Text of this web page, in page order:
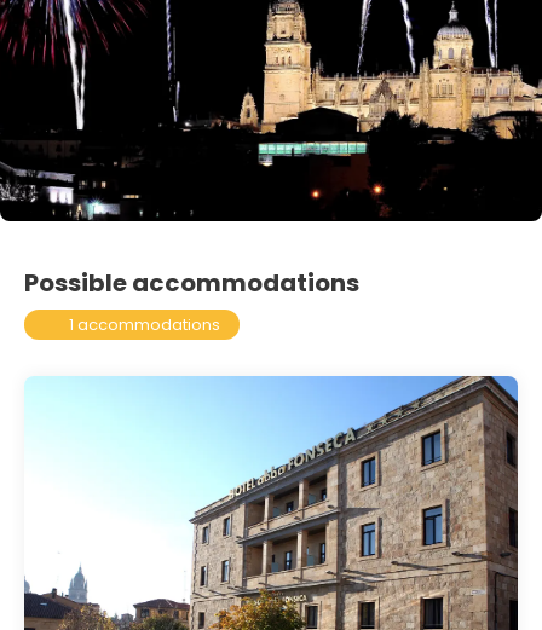
Possible accommodations
1 accommodations